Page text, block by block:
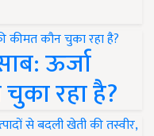
ऊर्जा
रहा है?